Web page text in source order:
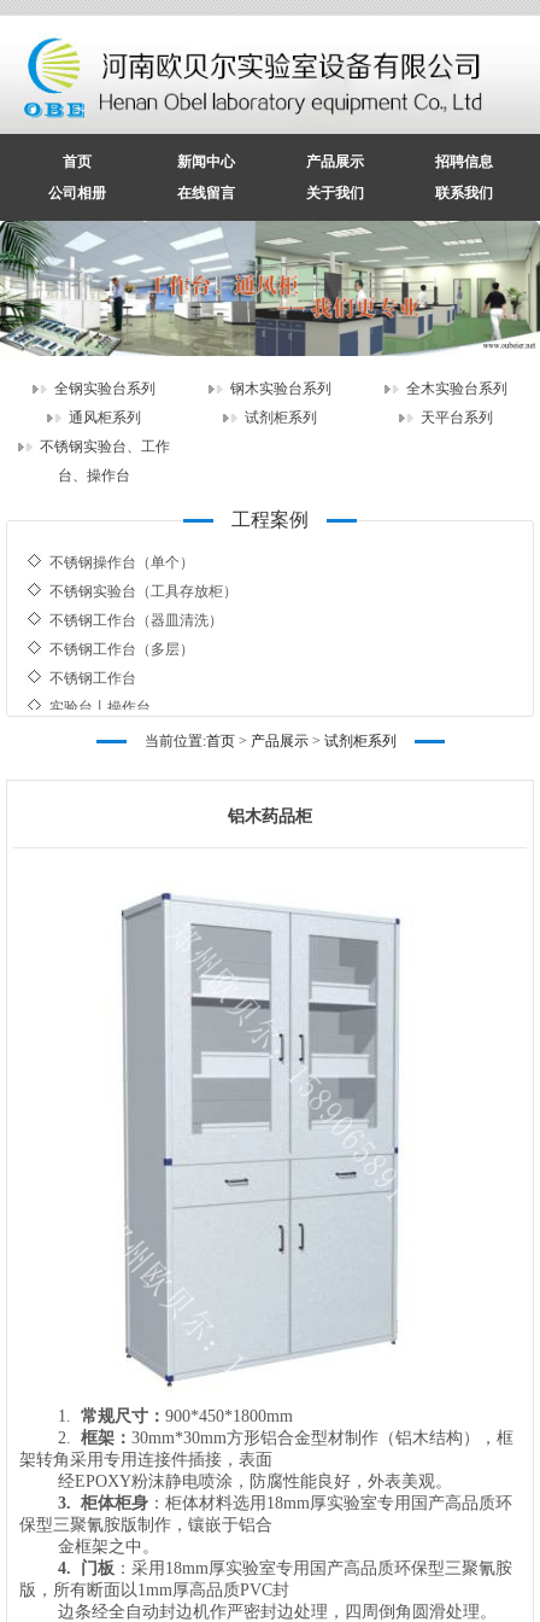
首页 新闻中心 产品展示
招聘信息
公司相册
在线留言 关于我们 联系我们
全钢实验台系列 钢木实验台系列
全木实验台系列
通风柜系列
试剂柜系列
天平台系列
不锈钢实验台、工作
台、操作台
工程案例
不锈钢工作台/操作台展示
不锈钢工作台/操作台展示
不锈钢操作台（单个）
不锈钢实验台（工具存放柜）
当前位置:首页> 产品展示> 试剂柜系列
铝木药品柜
1. 常规尺寸： 900*450*1800mm
2.
框架： 30mm*30mm方形铝合金型材制作（铝木结构），框
架转角采用专用连接件插接，表面
经EPOXY粉沫静电喷涂，防腐性能良好，外表美观。
3. 柜体柜身 ： 柜体材料选用18mm厚实验室专用国产高品质环
保型三聚氰胺版制作 ，镶嵌于铝合
金框架之中。
4.
门板 ：采用 18mm厚实验室专用国产高品质环保型三聚氰胺
版 ，所有断面以1mm厚高品质PVC封
边条经全自动封边机作严密封边处理，四周倒角圆滑处理。